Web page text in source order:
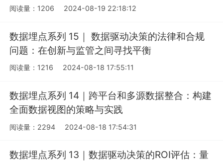
阅读量：1206 2024-08-19 22:18:12
数据埋点系列 15｜ 数据驱动决策的法律和合规
问题：在创新与监管之间寻找平衡
阅读量：1216 2024-08-18 17:55:11
数据埋点系列 14｜跨平台和多源数据整合：构建
全面数据视图的策略与实践
阅读量：2294 2024-08-18 17:54:31
数据埋点系列 13｜数据驱动决策的ROI评估：量